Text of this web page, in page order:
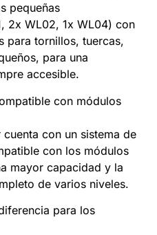
pequeñas
2x WL02, 1x WL04) con
para tornillos, tuercas,
para una
accesible.
con módulos
con un sistema de
con los módulos
mayor capacidad y la
de varios niveles.
para los